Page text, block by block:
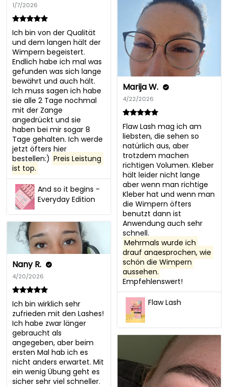
1/7/2026
Ich bin von der Qualität
und dem langen hält der
Wimpern begeistert.
Endlich habe ich mal was
gefunden was sich lange
bewährt und auch hält.
Ich muss sagen ich habe
sie alle 2 Tage nochmal
mit der Zange
angedrückt und sie
haben bei mir sogar 8
Tage gehalten. Ich werde
jetzt öfters hier
bestellen:) Preis Leistung
ist top.
And so it begins -
Everyday Edition
Marija W.
4/22/2026
Flaw Lash mag ich am
liebsten, die sehen so
natürlich aus, aber
trotzdem machen
richtigen Volumen. Kleber
hält leider nicht lange
aber wenn man richtige
Kleber hat und wenn man
die Wimpern öfters
benutzt dann ist
Anwendung auch sehr
Mehrmals wurde ich
drauf angesprochen, wie
schön die Wimpern
aussehen.
Empfehlenswert!
Flaw Lash
Nany R.
4/20/2026
Ich bin wirklich sehr
zufrieden mit den Lashes!
Ich habe zwar länger
gebraucht als
angegeben, aber beim
ersten Mal hab ich es
nicht anders erwartet. Mit
ein wenig Übung geht es
sicher sehr viel schneller.